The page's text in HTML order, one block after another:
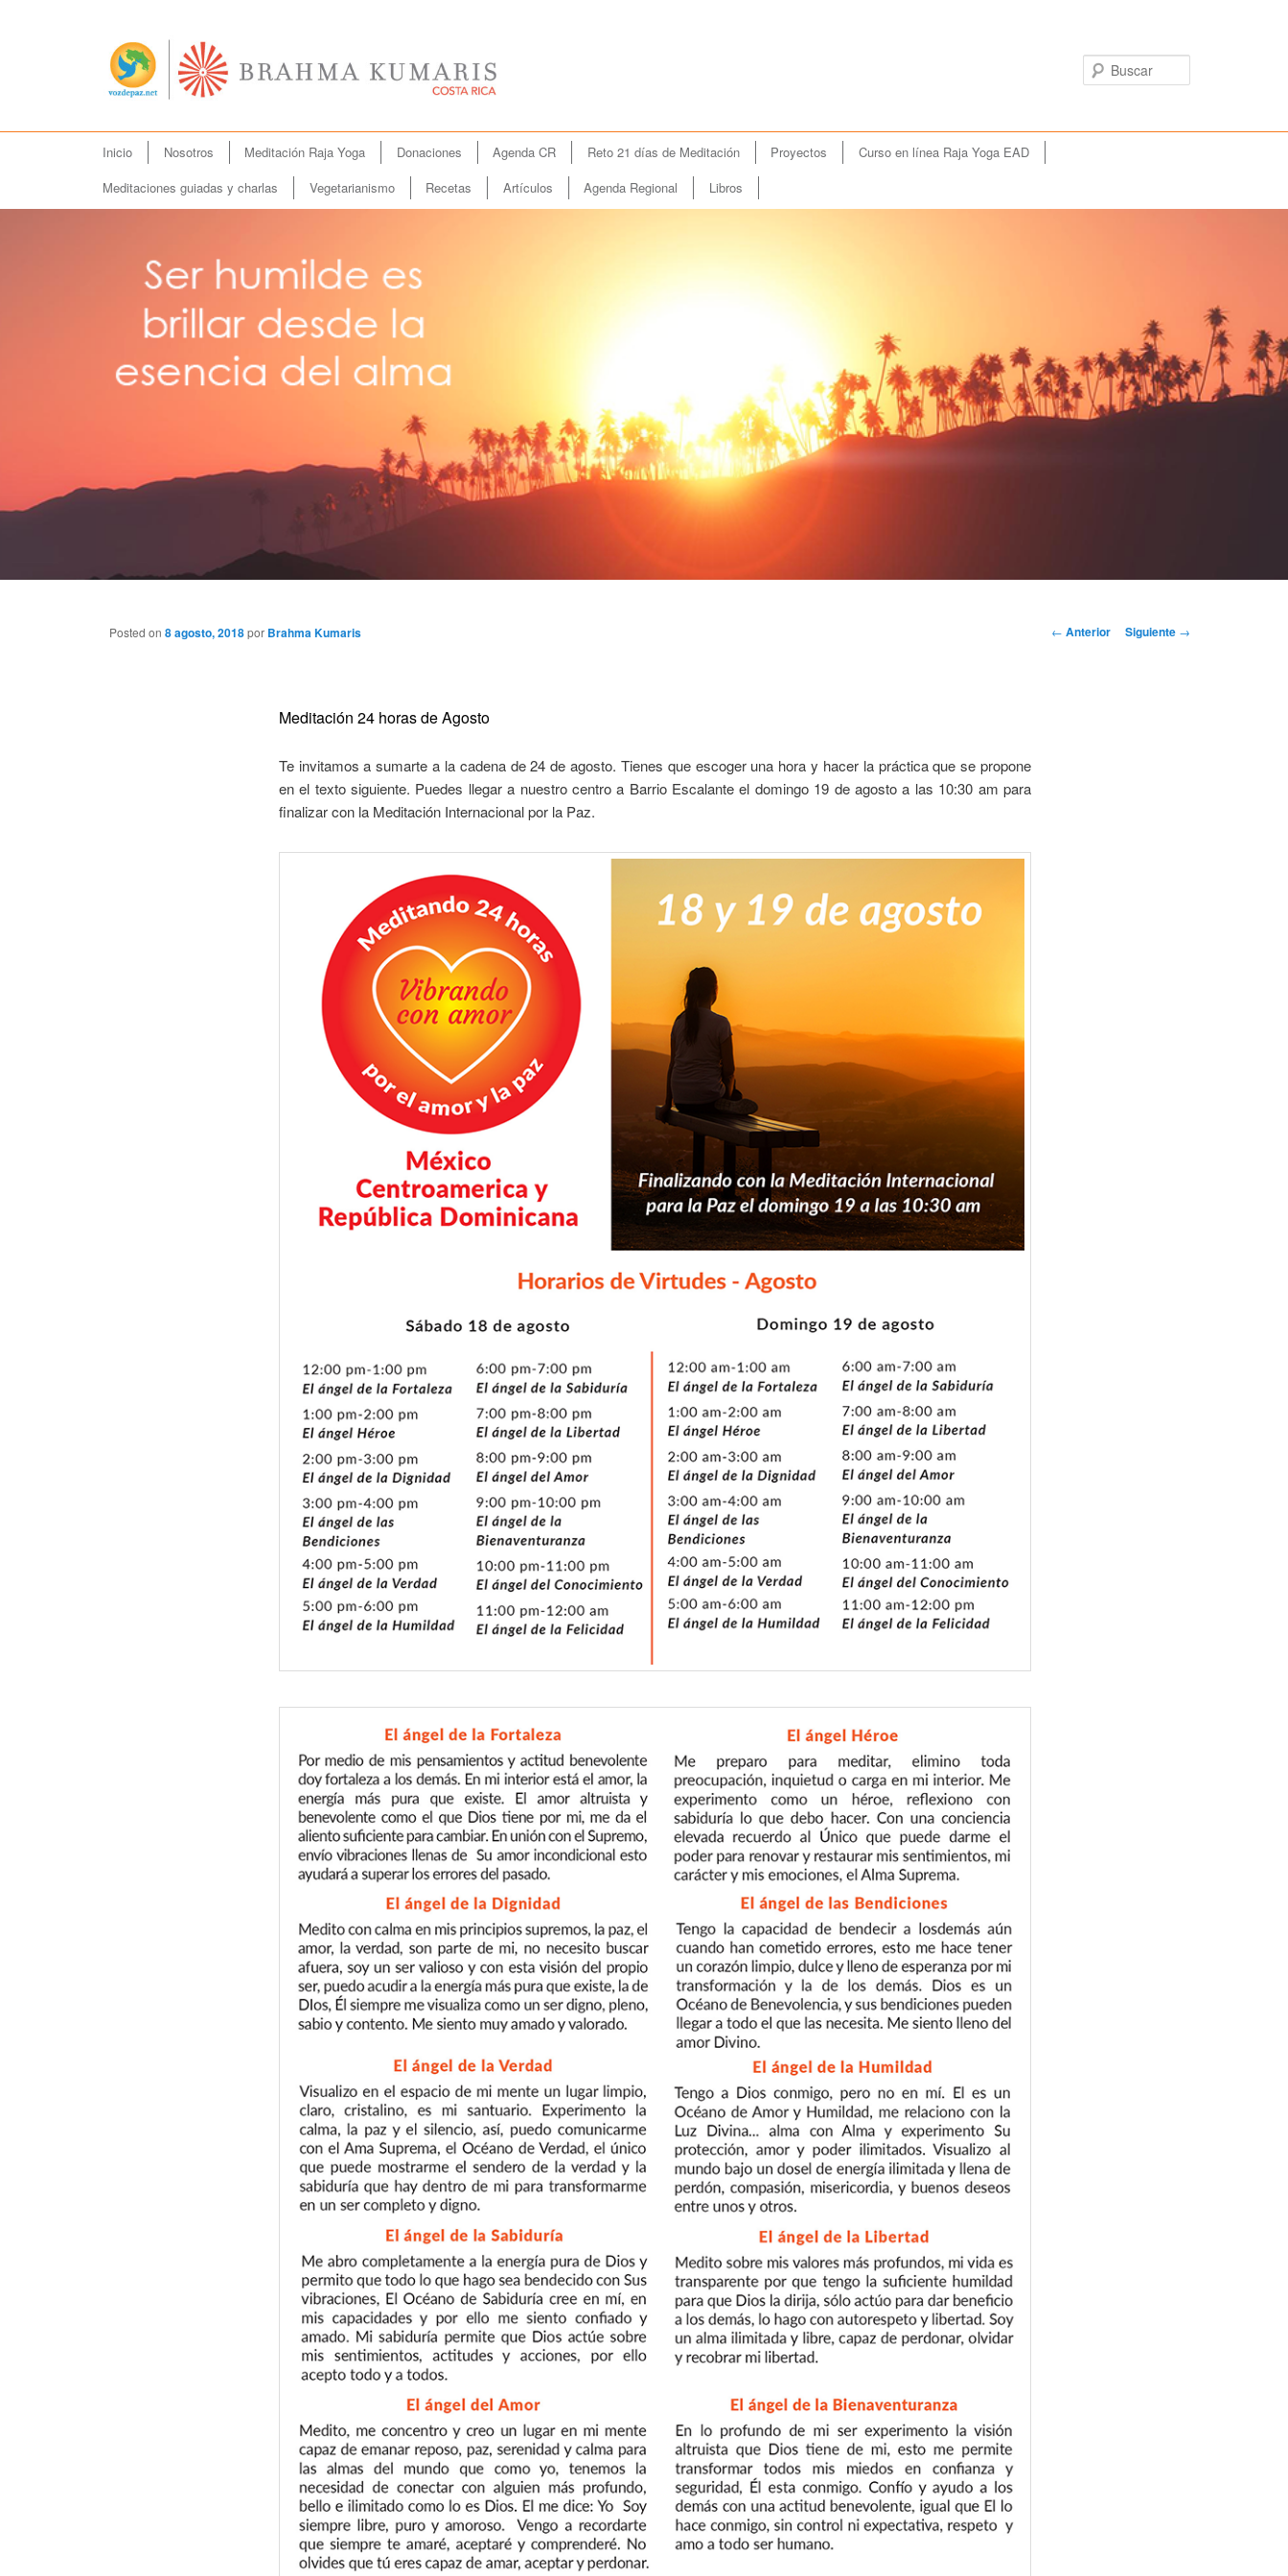
Ir
al
contenido
Inicio Nosotros Meditación Raja Yoga Donaciones Agenda CR Reto 21 días de Meditación Proyectos
Curso en línea Raja Yoga EAD
Meditaciones guiadas y charlas
Vegetarianismo Recetas Artículos Agenda Regional Libros
Navegación
← Anterior Siguiente →
Meditación 24 horas de Agosto
Posted on 8 agosto, 2018 por Brahma Kumaris
Te invitamos a sumarte a la cadena de 24 de agosto. Tienes que escoger una hora y hacer la práctica que se propone
en el texto siguiente. Puedes llegar a nuestro centro a Barrio Escalante el domingo 19 de agosto a las 10:30 am para
finalizar con la Meditación Internacional por la Paz.